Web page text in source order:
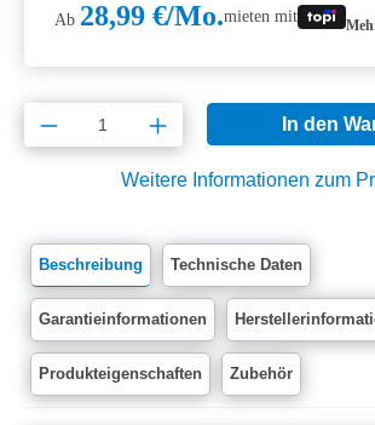
Ab 28,99 €/Mo.mieten mit
Produkt Anzahl: Gib den
In den
Weitere Informationen zum
Beschreibung Technische Daten
Garantieinformationen
Produkteigenschaften Zubehör